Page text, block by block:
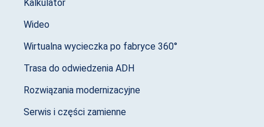
Kalkulator
Wideo
Wirtualna wycieczka po fabryce 360°
Trasa do odwiedzenia ADH
Rozwiązania modernizacyjne
Serwis i części zamienne